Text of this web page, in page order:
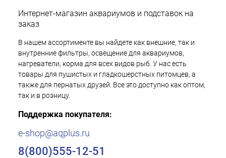
Интернет-магазин аквариумов и подставок на
заказ
В нашем ассортименте вы найдете как внешние, так и
внутренние фильтры, освещение для аквариумов,
нагреватели, корма для всех видов рыб. У нас есть
товары для пушистых и гладкошерстных питомцев, а
также для пернатых друзей. Все это доступно как оптом,
так и в розницу.
Поддержка покупателя:
e-shop@aqplus.ru
8(800)555-12-51